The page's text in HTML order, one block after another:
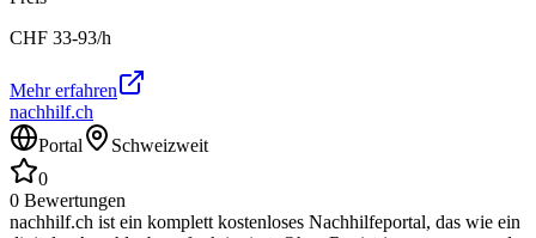
CHF 33-93/h
Mehr erfahren
nachhilf.ch
Portal
Schweizweit
0
0 Bewertungen
nachhilf.ch ist ein komplett kostenloses Nachhilfeportal, das wie ein